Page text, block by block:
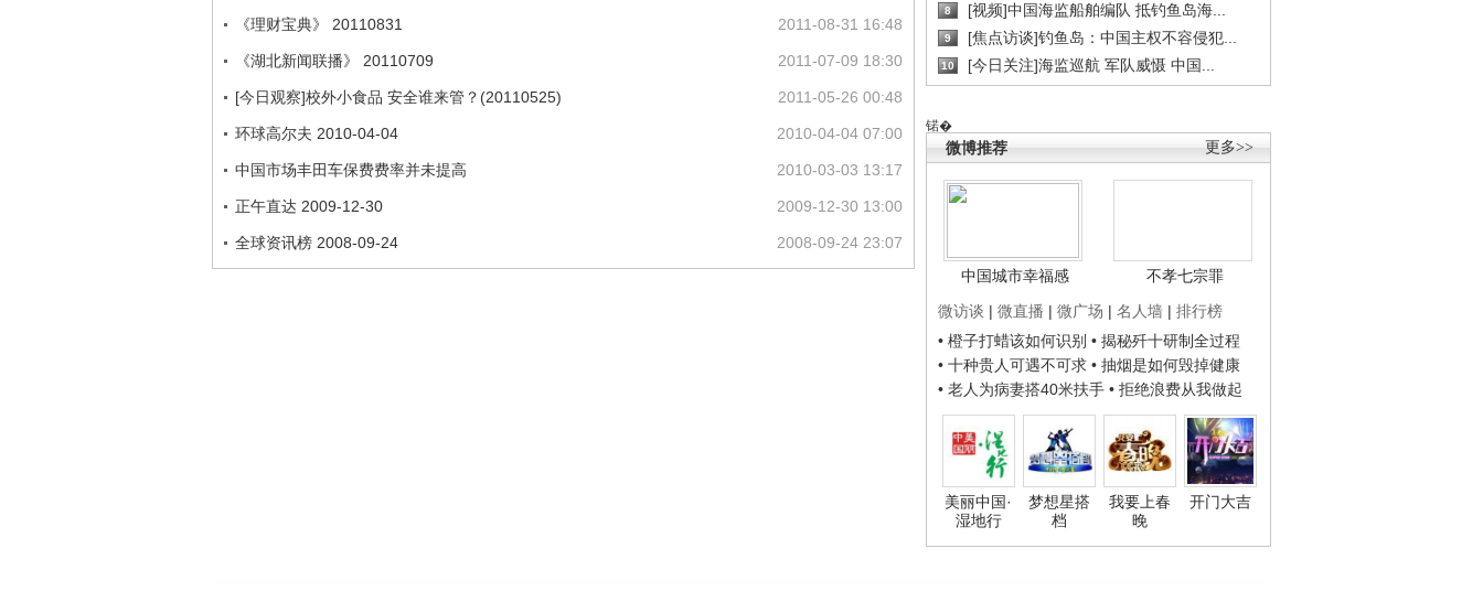
8 [视频]中国海监船舶编队 抵钓鱼岛海...
9 [焦点访谈]钓鱼岛：中国主权不容侵犯...
10 [今日关注]海监巡航 军队威慑 中国...
锘�
更多>>
微博推荐
中国城市幸福感
不孝七宗罪
微访谈 | 微直播 | 微广场 | 名人墙 | 排行榜
• 橙子打蜡该如何识别 • 揭秘歼十研制全过程
• 十种贵人可遇不可求 • 抽烟是如何毁掉健康
• 老人为病妻搭40米扶手 • 拒绝浪费从我做起
美丽中国·
湿地行
梦想星搭
档
我要上春
晚
开门大吉
2011-08-31 16:48
《理财宝典》 20110831
2011-07-09 18:30
《湖北新闻联播》 20110709
2011-05-26 00:48
[今日观察]校外小食品 安全谁来管？(20110525)
2010-04-04 07:00
环球高尔夫 2010-04-04
2010-03-03 13:17
中国市场丰田车保费费率并未提高
2009-12-30 13:00
正午直达 2009-12-30
2008-09-24 23:07
全球资讯榜 2008-09-24